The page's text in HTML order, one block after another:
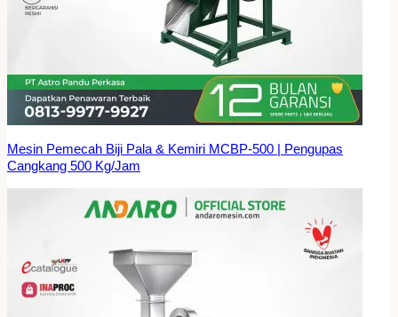
Mesin Pemecah Biji Pala & Kemiri MCBP-500 | Pengupas
Cangkang 500 Kg/Jam